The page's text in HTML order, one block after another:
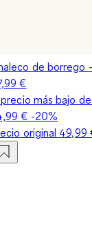
de borrego
€
precio más bajo
€ -20%
original 49,99